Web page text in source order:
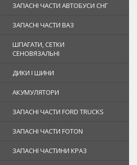
ЗАПАСНІ ЧАСТИ АВТОБУСИ СНГ
ЗАПАСНІ ЧАСТИ ВАЗ
ШПАГАТИ, СЕТКИ
СЕНОВЯЗАЛЬНІ
ДИКИ І ШИНИ
АКУМУЛЯТОРИ
ЗАПАСНІ ЧАСТИ FORD TRUCKS
ЗАПАСНІ ЧАСТИ FOTON
ЗАПАСНІ ЧАСТИНИ КРАЗ